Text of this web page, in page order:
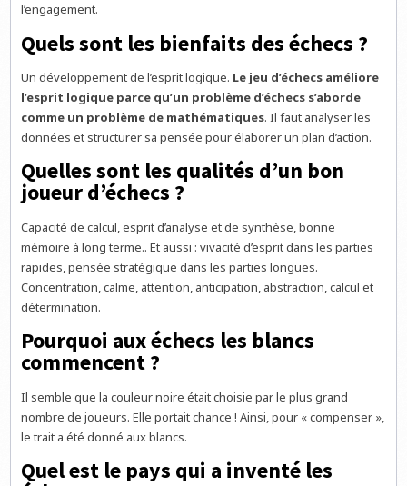
l’engagement.
Quels sont les bienfaits des échecs ?
Un développement de l’esprit logique. Le jeu d’échecs améliore
l’esprit logique parce qu’un problème d’échecs s’aborde
comme un problème de mathématiques. Il faut analyser les
données et structurer sa pensée pour élaborer un plan d’action.
Quelles sont les qualités d’un bon
joueur d’échecs ?
Capacité de calcul, esprit d’analyse et de synthèse, bonne
mémoire à long terme.. Et aussi : vivacité d’esprit dans les parties
rapides, pensée stratégique dans les parties longues.
Concentration, calme, attention, anticipation, abstraction, calcul et
détermination.
Pourquoi aux échecs les blancs
commencent ?
Il semble que la couleur noire était choisie par le plus grand
nombre de joueurs. Elle portait chance ! Ainsi, pour « compenser »,
le trait a été donné aux blancs.
Quel est le pays qui a inventé les